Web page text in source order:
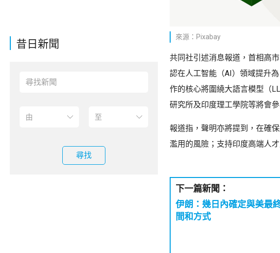
昔日新聞
尋找
來源：Pixabay
共同社引述消息報道，首相高
認在人工智能（AI）領域提升
作的核心將圍繞大語言模型（
研究所及印度理工學院等將會參
報道指，聲明亦將提到，在確
濫用的風險；支持印度高端人
下一篇新聞：
伊朗：幾日內確定與美最
間和方式